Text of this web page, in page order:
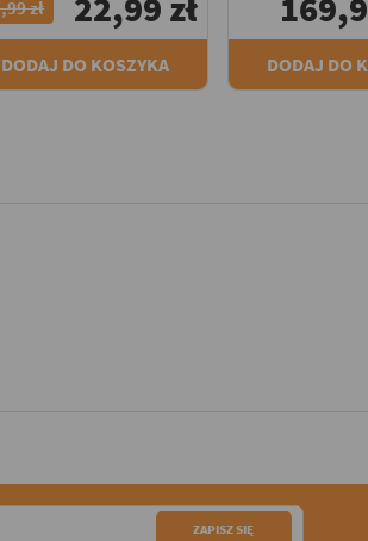
zł
DODAJ DO KOSZYKA DODAJ DO